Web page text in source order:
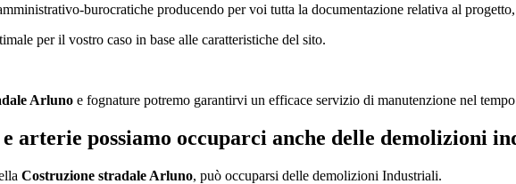
burocratiche producendo per voi tutta la documentazione relativa al
per il vostro caso in base alle caratteristiche del sito.
Arluno e fognature potremo garantirvi un efficace servizio di manutenzione nel
arterie possiamo occuparci anche delle demolizioni
Costruzione stradale Arluno, può occuparsi delle demolizioni Industriali.